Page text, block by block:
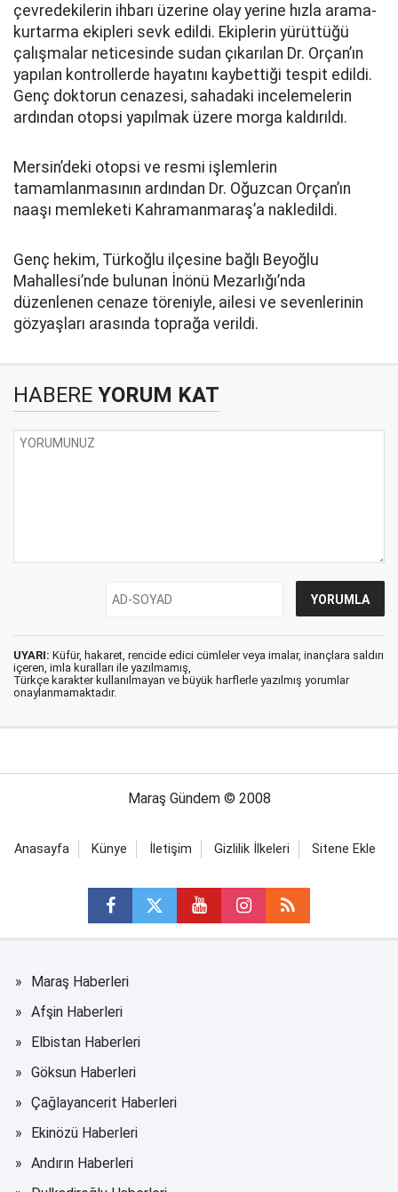
çevredekilerin ihbarı üzerine olay yerine hızla arama-
kurtarma ekipleri sevk edildi. Ekiplerin yürüttüğü
çalışmalar neticesinde sudan çıkarılan Dr. Orçan’ın
yapılan kontrollerde hayatını kaybettiği tespit edildi.
Genç doktorun cenazesi, sahadaki incelemelerin
ardından otopsi yapılmak üzere morga kaldırıldı.
Mersin’deki otopsi ve resmi işlemlerin
tamamlanmasının ardından Dr. Oğuzcan Orçan’ın
naaşı memleketi Kahramanmaraş’a nakledildi.
Genç hekim, Türkoğlu ilçesine bağlı Beyoğlu
Mahallesi’nde bulunan İnönü Mezarlığı’nda
düzenlenen cenaze töreniyle, ailesi ve sevenlerinin
gözyaşları arasında toprağa verildi.
HABERE YORUM KAT
UYARI: Küfür, hakaret, rencide edici cümleler veya imalar, inançlara saldırı
içeren, imla kuralları ile yazılmamış,
Türkçe karakter kullanılmayan ve büyük harflerle yazılmış yorumlar
onaylanmamaktadır.
Maraş Gündem © 2008
Anasayfa Künye İletişim Gizlilik İlkeleri Sitene Ekle
Maraş Haberleri
Afşin Haberleri
Elbistan Haberleri
Göksun Haberleri
Çağlayancerit Haberleri
Ekinözü Haberleri
Andırın Haberleri